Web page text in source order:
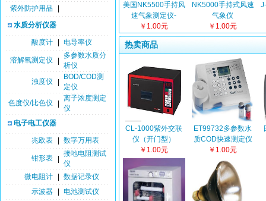
紫外防护用品
水质分析仪器
酸度计 电导率仪
溶解氧测定仪
多参数水质分
析仪
浊度仪
BOD/COD测
定仪
色度仪/比色仪
离子浓度测定
仪
电子电工仪器
兆欧表 数字万用表
钳形表
接地电阻测试
仪
微电阻计
数据记录仪
示波器
电池测试仪
美国NK5500手持风
速气象测定仪-
NK4500升级版
￥1.00元
NK5000手持式风速
气象仪
￥1.00元
热卖商品
CL-1000紫外交联
仪（开门型）
￥1.00元
ET99732多参数水
质COD快速测定仪
￥1.00元